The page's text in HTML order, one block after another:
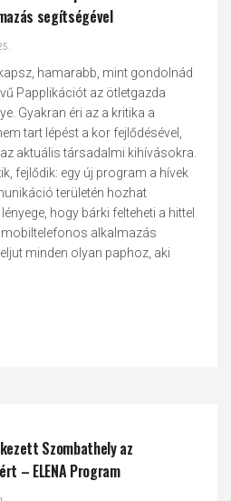
segítségével
hamarabb, mint gondolnád
Papplikációt az ötletgazda
Gyakran éri az a kritika a
tart lépést a kor fejlődésével,
aktuális társadalmi kihívásokra.
fejlődik: egy új program a hívek
területén hozhat
hogy bárki felteheti a hittel
alkalmazás
minden olyan paphoz, aki
Szombathely az
– ELENA Program